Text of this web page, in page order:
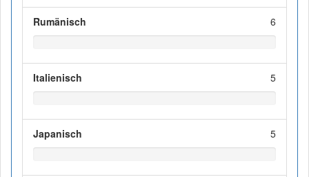
Rumänisch 6
Italienisch 5
Japanisch 5